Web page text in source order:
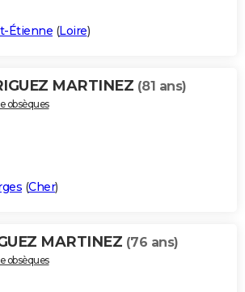
Étienne (Loire)
MARTINEZ (81 ans)
obsèques
(Cher)
MARTINEZ (76 ans)
obsèques